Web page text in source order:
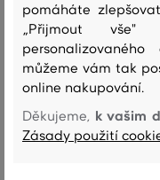
podšívka
BAVLNA
100 %
vrchní materiál
HOVĚZÍ KŮŽE
pomáháte
„Přijmout vše"
můžeme vám tak
online nakupování.
Děkujeme, k vašim
Zásady použití